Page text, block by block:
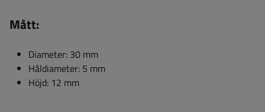
Mått:
Diameter: 30 mm
Håldiameter: 5 mm
Höjd: 12 mm